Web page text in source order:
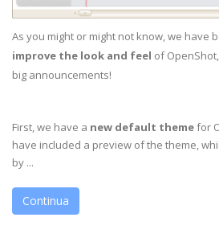
As you might or might not know, we have
improve the look and feel of
big announcements!
First, we have a new default themefor
have included a preview of the theme,
by ...
Continua